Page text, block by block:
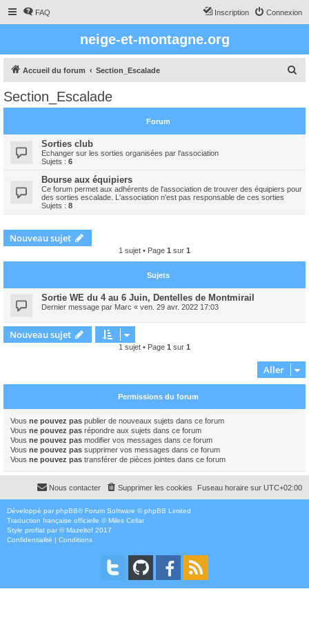
FAQ Connexion
Inscription
neige-et-montagne.org
Accueil du forum Section_Escalade
e
Section_Escalade
Forum
Sorties club
Echanger sur les sorties organisées par l'association
Sujets : 6
Bourse aux équipiers
Ce forum permet aux adhérents de l'association de trouver des équipiers pour
des sorties escalade. L'association n'est pas responsable de ces sorties
Sujets : 8
Nouveau sujet
1 sujet • Page 1 sur 1
Sujets
Sortie WE du 4 au 6 Juin, Dentelles de Montmirail
Dernier message par Marc « ven. 29 avr. 2022 17:03
Nouveau sujet
1 sujet • Page 1 sur 1
Aller
Permissions du forum
Vous ne pouvez pas publier de nouveaux sujets dans ce forum
Vous ne pouvez pas répondre aux sujets dans ce forum
Vous ne pouvez pas modifier vos messages dans ce forum
Vous ne pouvez pas supprimer vos messages dans ce forum
Vous ne pouvez pas transférer de pièces jointes dans ce forum
Fuseau horaire sur UTC+02:00
Supprimer les cookies
Nous contacter
Développé par phpBB® Forum Software © phpBB Limited
Traduction française officielle ©Miles Cellar
Style proflat par ©Mazeltof 2017
Confidentialité | Conditions